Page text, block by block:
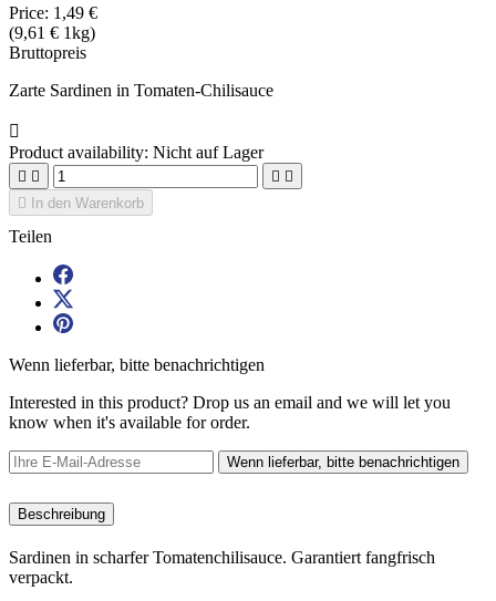
Price: 1,49 €
(9,61 € 1kg)
Bruttopreis
Zarte Sardinen in Tomaten-Chilisauce

Product availability: Nicht auf Lager
   

In den Warenkorb
Teilen
Wenn lieferbar, bitte benachrichtigen
Interested in this product? Drop us an email and we will let you
know when it's available for order.
Wenn lieferbar, bitte benachrichtigen
Beschreibung
Sardinen in scharfer Tomatenchilisauce. Garantiert fangfrisch
verpackt.